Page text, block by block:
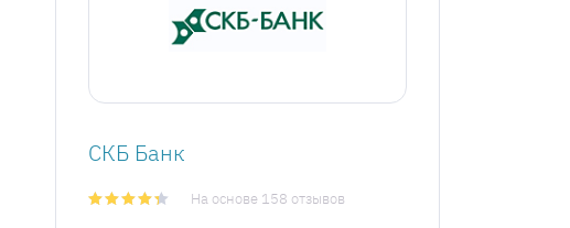
СКБ Банк
На основе 158 отзывов